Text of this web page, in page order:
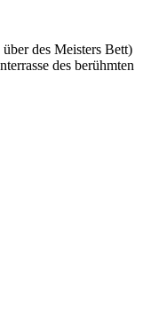
des Meisters Bett)
des berühmten